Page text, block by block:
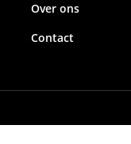
Over ons
Contact